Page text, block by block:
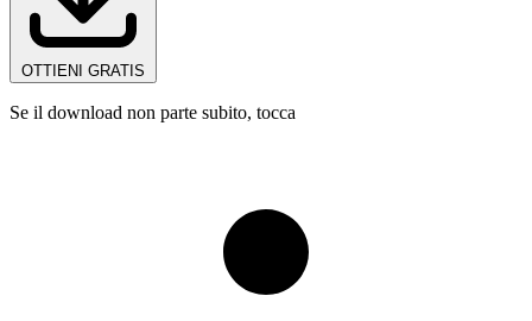
OTTIENI GRATIS
Se il download non parte subito, tocca